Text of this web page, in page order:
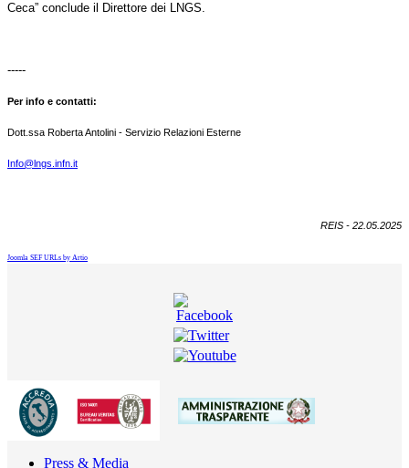
Ceca” conclude il Direttore dei LNGS.
-----
Per info e contatti:
Dott.ssa Roberta Antolini - Servizio Relazioni Esterne
Info@lngs.infn.it
REIS - 22.05.2025
Joomla SEF URLs by Artio
Press & Media